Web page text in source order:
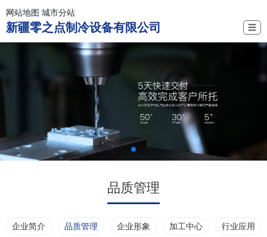
网站地图 城市分站
新疆零之点制冷设备有限公司 ☰
品质管理
企业简介 品质管理 企业形象 加工中心 行业应用